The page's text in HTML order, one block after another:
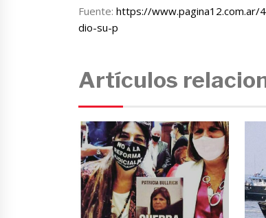
Fuente:https://
dio-su-p
Artículos